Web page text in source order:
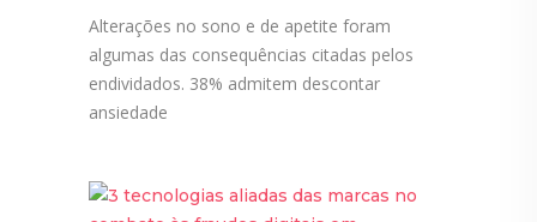
Alterações no sono e de apetite foram
algumas das consequências citadas pelos
endividados. 38% admitem descontar
ansiedade